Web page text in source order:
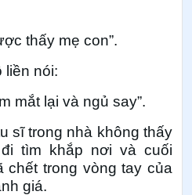
thấy mẹ con”.
liền nói:
mắt lại và ngủ say”.
sĩ trong nhà không thấy
tìm khắp nơi và cuối
chết trong vòng tay của
giá.